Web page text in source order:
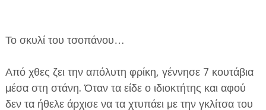
Το σκυλί του τσοπάνου…
Από χθες ζει την απόλυτη φρίκη, γέννησε 7 κουτάβια
μέσα στη στάνη. Όταν τα είδε ο ιδιοκτήτης και αφού
δεν τα ήθελε άρχισε να τα χτυπάει με την γκλίτσα του